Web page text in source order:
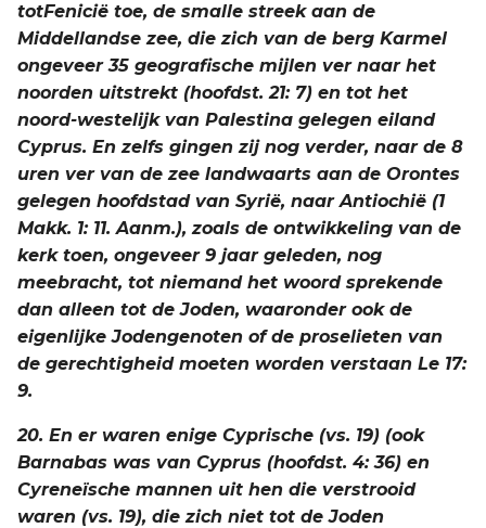
totFenicië toe, de smalle streek aan de
Middellandse zee, die zich van de berg Karmel
ongeveer 35 geografische mijlen ver naar het
noorden uitstrekt (hoofdst. 21: 7) en tot het
noord-westelijk van Palestina gelegen eiland
Cyprus. En zelfs gingen zij nog verder, naar de 8
uren ver van de zee landwaarts aan de Orontes
gelegen hoofdstad van Syrië, naar Antiochië (1
Makk. 1: 11. Aanm.), zoals de ontwikkeling van de
kerk toen, ongeveer 9 jaar geleden, nog
meebracht, tot niemand het woord sprekende
dan alleen tot de Joden, waaronder ook de
eigenlijke Jodengenoten of de proselieten van
de gerechtigheid moeten worden verstaan Le 17:
9.
20. En er waren enige Cyprische (vs. 19) (ook
Barnabas was van Cyprus (hoofdst. 4: 36) en
Cyreneïsche mannen uit hen die verstrooid
waren (vs. 19), die zich niet tot de Joden